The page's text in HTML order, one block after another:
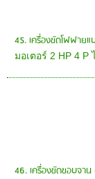
45. เครื่องขัดโฟฟาย
มอเตอร์ 2 HP 4 P
46. เครื่องขัดขอบจาน